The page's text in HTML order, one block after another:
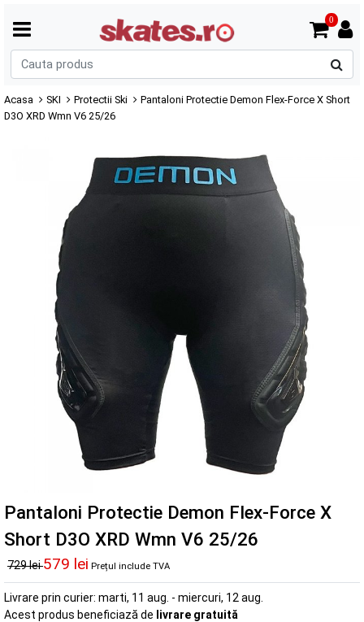
0
Acasa SKI Protectii Ski
Pantaloni Protectie Demon Flex-Force X Short
D3O XRD Wmn V6 25/26
Pantaloni Protectie Demon Flex-Force X
Short D3O XRD Wmn V6 25/26
729 lei579 lei Prețul include TVA
Livrare prin curier: marti, 11 aug. - miercuri, 12 aug.
Acest produs beneficiază de livrare gratuită